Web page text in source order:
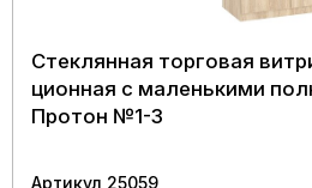
Стеклянная торговая
ционная с маленькими
Протон №1-3
Артикул 25059